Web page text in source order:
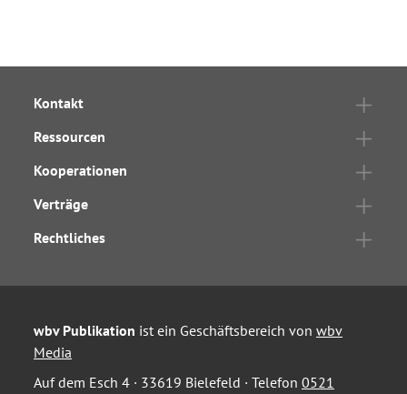
Kontakt
Ressourcen
Kooperationen
Verträge
Rechtliches
wbv Publikation ist ein Geschäftsbereich von wbv
Media
Auf dem Esch 4 · 33619 Bielefeld · Telefon 0521